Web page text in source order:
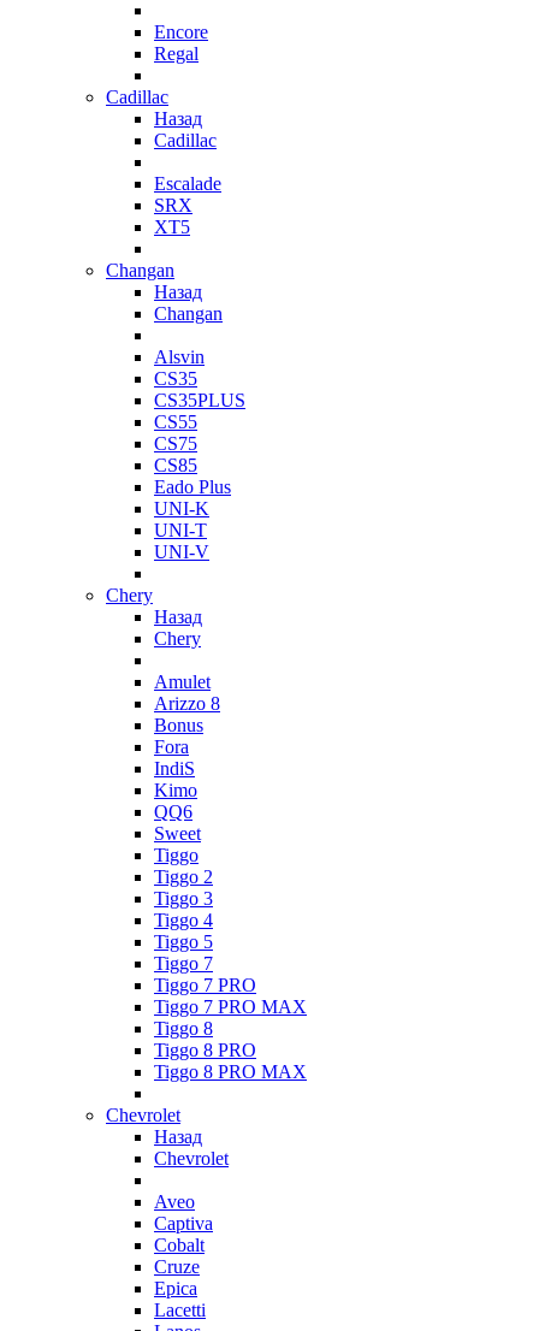
Encore
Regal
Cadillac
Назад
Cadillac
Escalade
SRX
XT5
Changan
Назад
Changan
Alsvin
CS35
CS35PLUS
CS55
CS75
CS85
Eado Plus
UNI-K
UNI-T
UNI-V
Chery
Назад
Chery
Amulet
Arizzo 8
Bonus
Fora
IndiS
Kimo
QQ6
Sweet
Tiggo
Tiggo 2
Tiggo 3
Tiggo 4
Tiggo 5
Tiggo 7
Tiggo 7 PRO
Tiggo 7 PRO MAX
Tiggo 8
Tiggo 8 PRO
Tiggo 8 PRO MAX
Chevrolet
Назад
Chevrolet
Aveo
Captiva
Cobalt
Cruze
Epica
Lacetti